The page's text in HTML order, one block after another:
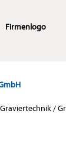
Firmenlogo
/